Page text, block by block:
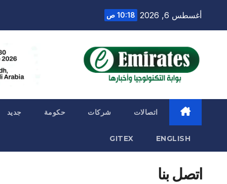
أغسطس 6, 2026 10:18 ص
اتصالات شركات حكومة جديد
ENGLISH
GITEX
اتصل بنا